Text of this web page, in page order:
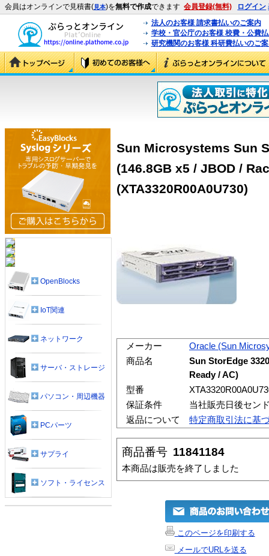
会員はオンラインで見積書(見本)を無料で作成できます 会員登録(無料) ログイン
法人のお客様 請求書払いのご案内
学校・官公庁のお客様 校費・公費
研究機関のお客様 科研費払いのご
Sun Microsystems Sun
(146.8GB x5 / JBOD /
(XTA3320R00A0U730)
メーカー
Oracle (Sun
商品名
Sun StorEdge
Ready / AC)
型番
保証条件
当社販売日後セン
返品について
特定商取引法に基
商品番号 11841184
本商品は販売を終了しました
このページを印刷する
メールでURLを送る
OpenBlocks
IoT関連
ネットワーク
サーバ・ストレージ
パソコン・周辺機器
PCパーツ
サプライ
ソフト・ライセンス